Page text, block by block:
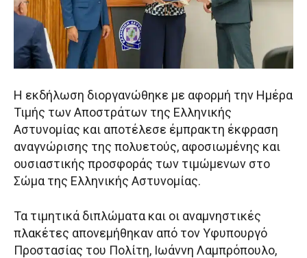
Η εκδήλωση διοργανώθηκε με αφορμή την Ημέρα
Τιμής των Αποστράτων της Ελληνικής
Αστυνομίας και αποτέλεσε έμπρακτη έκφραση
αναγνώρισης της πολυετούς, αφοσιωμένης και
ουσιαστικής προσφοράς των τιμώμενων στο
Σώμα της Ελληνικής Αστυνομίας.
Τα τιμητικά διπλώματα και οι αναμνηστικές
πλακέτες απονεμήθηκαν από τον Υφυπουργό
Προστασίας του Πολίτη, Ιωάννη Λαμπρόπουλο,